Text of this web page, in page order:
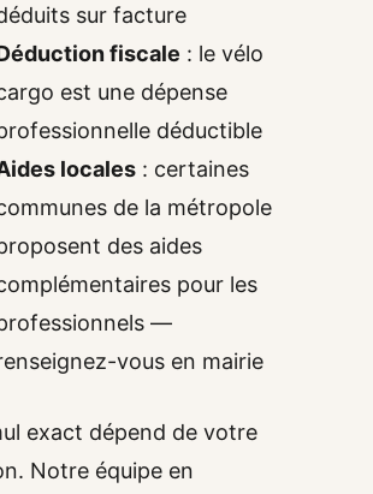
sur facture
fiscale : le vélo
est une dépense
déductible
locales : certaines
de la métropole
des aides
pour les
—
vous en mairie
exact dépend de votre
Notre équipe en